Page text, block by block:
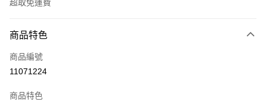
超取免運費
信用卡一次付款
超商取貨付款
商品特色
商品編號
11071224
商品特色